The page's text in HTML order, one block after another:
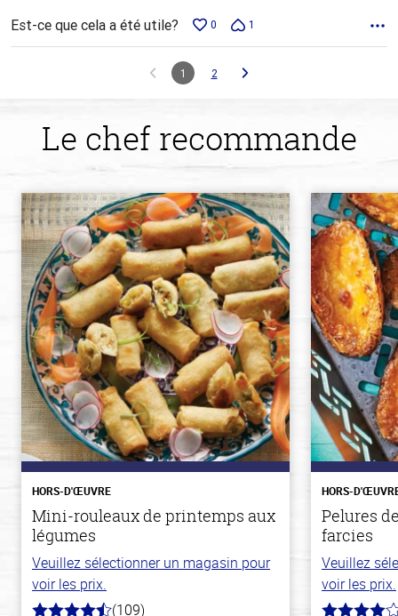
Est-ce que cela a été utile? 0 1
1 2
Le chef recommande
HORS-D'ŒUVRE
Mini-rouleaux de printemps aux
légumes
Veuillez sélectionner un magasin pour
voir les prix.
(109)
HORS-
Pelures
farcies
Veuillez
voir les prix.